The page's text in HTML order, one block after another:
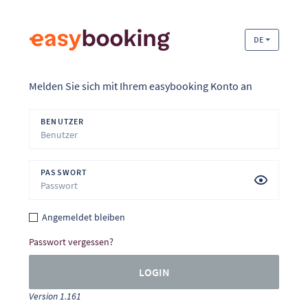
DE
Melden Sie sich mit Ihrem easybooking Konto an
BENUTZER
PASSWORT
Angemeldet bleiben
Passwort vergessen?
LOGIN
Version 1.161